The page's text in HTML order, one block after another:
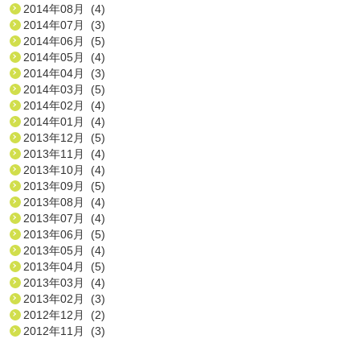
2014年08月 (4)
2014年07月 (3)
2014年06月 (5)
2014年05月 (4)
2014年04月 (3)
2014年03月 (5)
2014年02月 (4)
2014年01月 (4)
2013年12月 (5)
2013年11月 (4)
2013年10月 (4)
2013年09月 (5)
2013年08月 (4)
2013年07月 (4)
2013年06月 (5)
2013年05月 (4)
2013年04月 (5)
2013年03月 (4)
2013年02月 (3)
2012年12月 (2)
2012年11月 (3)